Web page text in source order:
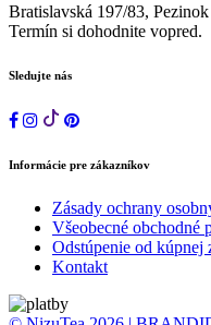
Bratislavská 197/83, Pezinok
Termín si dohodnite vopred.
Sledujte nás
Informácie pre zákazníkov
Zásady ochrany
Všeobecné obchodné
Odstúpenie od kúpnej
Kontakt